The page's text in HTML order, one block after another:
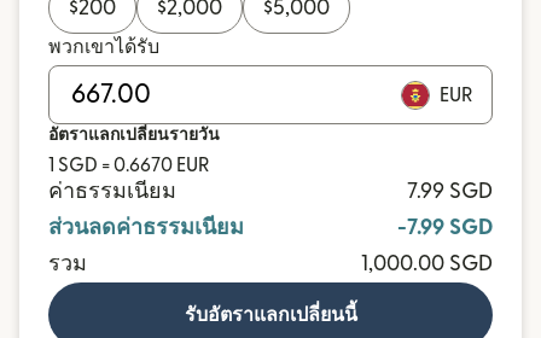
$200 $2,000 $5,000
พวกเขาได้รับ
EUR
อัตราแลกเปลี่ยนรายวัน
1 SGD = 0.6670 EUR
ค่าธรรมเนียม
7.99 SGD
ส่วนลดค่าธรรมเนียม
-7.99 SGD
รวม
1,000.00 SGD
รับอัตราแลกเปลี่ยนนี้